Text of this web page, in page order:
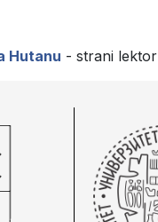
Hutanu - strani lektor